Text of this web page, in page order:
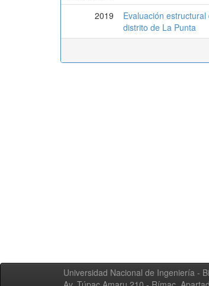
2019
Evaluación
distrito de La Punta
Universidad Nacional de Ingeniería -